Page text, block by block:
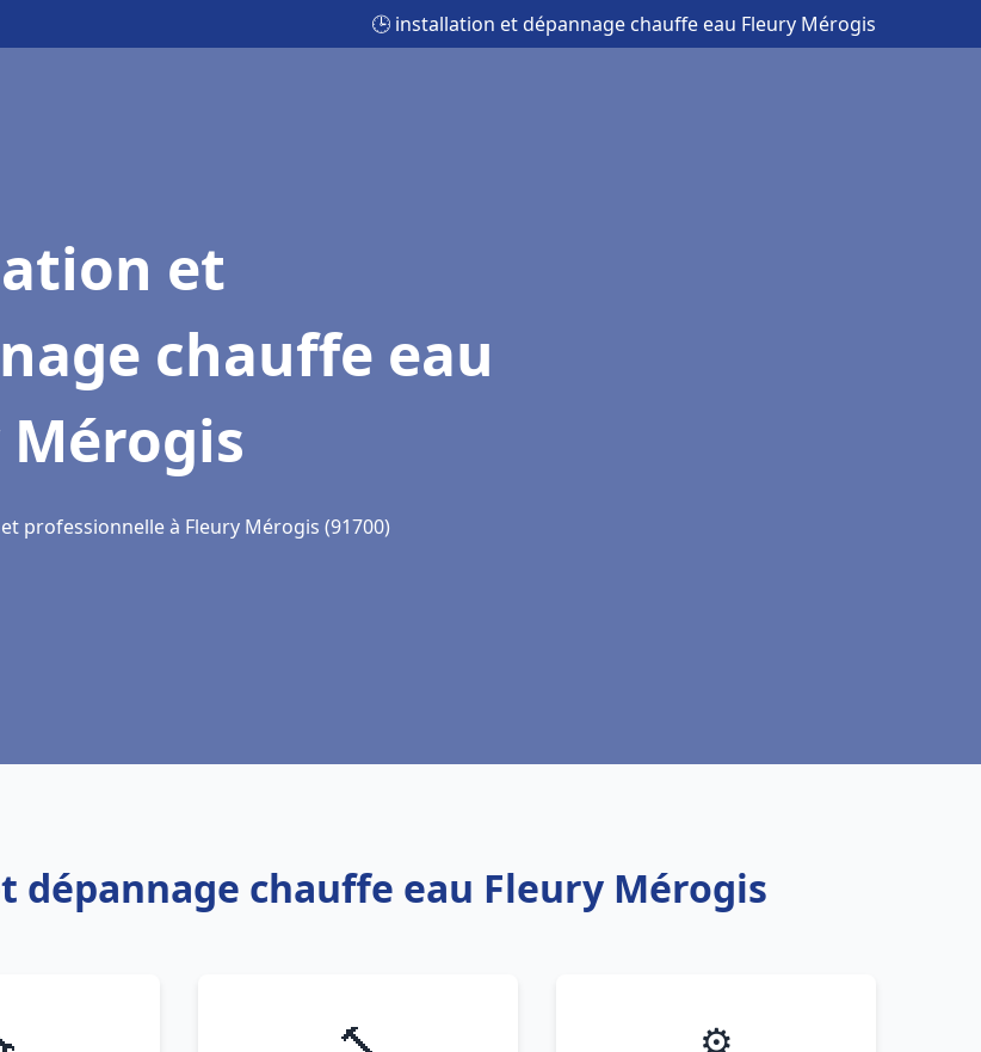
🕒 installation et dépannage chauffe eau Fleury Mérogis
et
chauffe eau
professionnelle à Fleury Mérogis (91700)
dépannage chauffe eau Fleury Mérogis
🔨 ⚙️